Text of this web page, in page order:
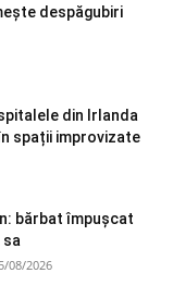
despăgubiri
din Irlanda
spații improvizate
bărbat împușcat
08/2026